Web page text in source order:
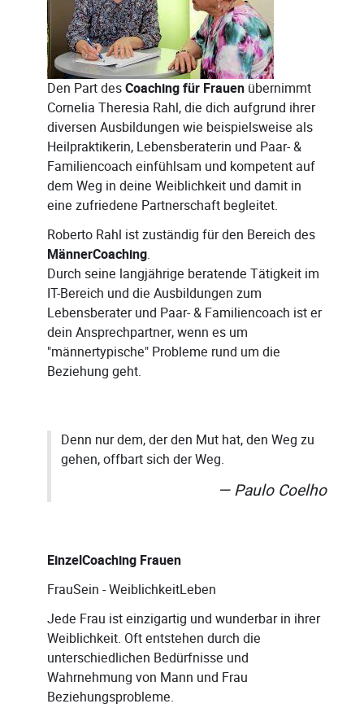
Den Part desCoaching für Frauen übernimmt
Cornelia Theresia Rahl, die dich aufgrund ihrer
diversen Ausbildungen wie beispielsweise als
Heilpraktikerin, Lebensberaterin und Paar- &
Familiencoach einfühlsam und kompetent auf
dem Weg in deine Weiblichkeit und damit in
eine zufriedene Partnerschaft begleitet.
Roberto Rahl ist zuständig für den Bereich des
MännerCoaching.
Durch seine langjährige beratende Tätigkeit im
IT-Bereich und die Ausbildungen zum
Lebensberater und Paar- & Familiencoach ist er
dein Ansprechpartner, wenn es um
"männertypische" Probleme rund um die
Beziehung geht.
Denn nur dem, der den Mut hat, den Weg zu
gehen, offbart sich der Weg.
Paulo Coelho
EinzelCoaching Frauen
FrauSein - WeiblichkeitLeben
Jede Frau ist einzigartig und wunderbar in ihrer
Weiblichkeit. Oft entstehen durch die
unterschiedlichen Bedürfnisse und
Wahrnehmung von Mann und Frau
Beziehungsprobleme.